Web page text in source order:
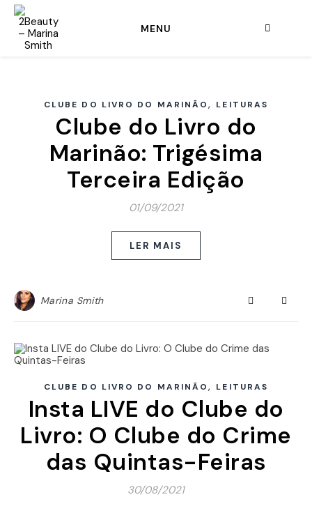
MENU
CLUBE DO LIVRO DO MARINÃO, LEITURAS
Clube do Livro do
Marinão: Trigésima
Terceira Edição
01/09/2021
LER MAIS
Marina Smith
CLUBE DO LIVRO DO MARINÃO, LEITURAS
Insta LIVE do Clube do
Livro: O Clube do Crime
das Quintas-Feiras
30/08/2021